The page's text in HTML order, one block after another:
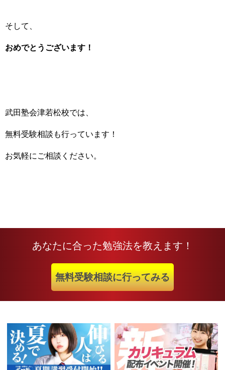
そして、
おめでとうございます！
武田塾会津若松校では、
無料受験相談も行っています！
お気軽にご相談ください。
あなたに合った勉強法を教えます！
無料受験相談に行ってみる